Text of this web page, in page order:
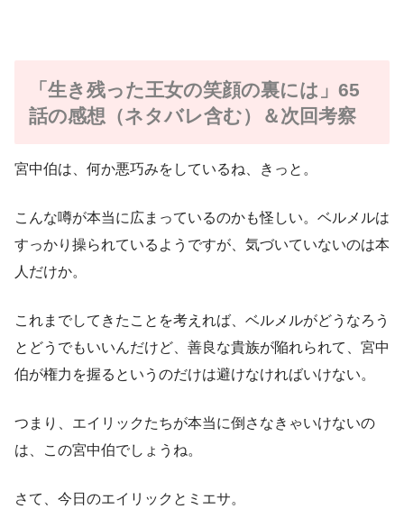
「生き残った王女の笑顔の裏には」65
話の感想（ネタバレ含む）＆次回考察
宮中伯は、何か悪巧みをしているね、きっと。
こんな噂が本当に広まっているのかも怪しい。ベルメルは
すっかり操られているようですが、気づいていないのは本
人だけか。
これまでしてきたことを考えれば、ベルメルがどうなろう
とどうでもいいんだけど、善良な貴族が陥れられて、宮中
伯が権力を握るというのだけは避けなければいけない。
つまり、エイリックたちが本当に倒さなきゃいけないの
は、この宮中伯でしょうね。
さて、今日のエイリックとミエサ。